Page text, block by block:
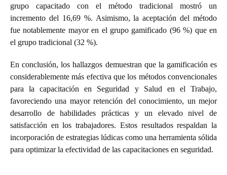
grupo capacitado con el método tradicional mostró un
incremento del 16,69 %. Asimismo, la aceptación del método
fue notablemente mayor en el grupo gamificado (96 %) que en
el grupo tradicional (32 %).
En conclusión, los hallazgos demuestran que la gamificación es
considerablemente más efectiva que los métodos convencionales
para la capacitación en Seguridad y Salud en el Trabajo,
favoreciendo una mayor retención del conocimiento, un mejor
desarrollo de habilidades prácticas y un elevado nivel de
satisfacción en los trabajadores. Estos resultados respaldan la
incorporación de estrategias lúdicas como una herramienta sólida
para optimizar la efectividad de las capacitaciones en seguridad.